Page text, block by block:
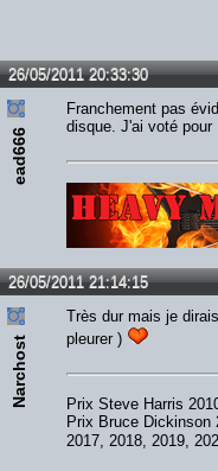
26/05/2011 20:33:30
ead666
Franchement pas
disque. J'ai voté pour
26/05/2011 21:14:15
Narchost
Très dur mais je
pleurer )
Prix Steve Harris
Prix Bruce Dickinson
2017, 2018, 2019,